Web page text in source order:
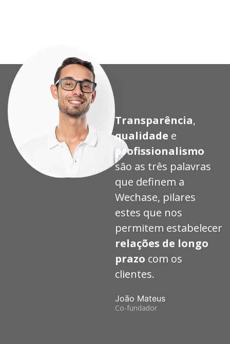
Transparência,
qualidade e
profissionalismo
são as três palavras
que definem a
Wechase, pilares
estes que nos
permitem estabelecer
relações de longo
prazo com os
clientes.
João Mateus
Co-fundador